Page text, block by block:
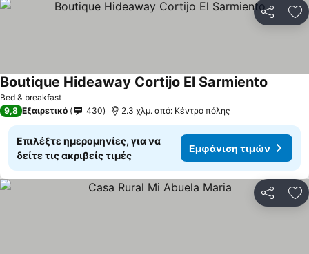
Bed & breakfast
Boutique Hideaway Cortijo El Sarmiento
9,8 Εξαιρετικό 430 2.3 χλμ. από: Κέντρο πόλης
Επιλέξτε ημερομηνίες, για να
δείτε τις ακριβείς τιμές
Εμφάνιση τιμών